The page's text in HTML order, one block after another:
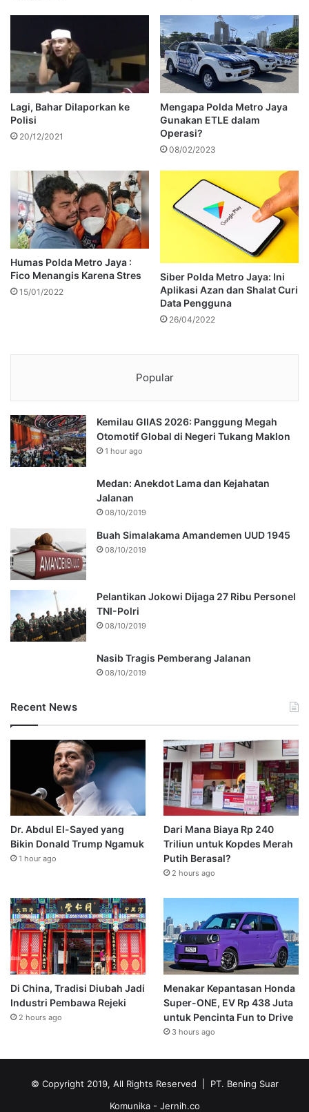
Lagi, Bahar Dilaporkan ke
Polisi
20/12/2021
Mengapa Polda Metro Jaya
Gunakan ETLE dalam
Operasi?
08/02/2023
Humas Polda Metro Jaya :
Fico Menangis Karena Stres
15/01/2022
Siber Polda Metro Jaya: Ini
Aplikasi Azan dan Shalat Curi
Data Pengguna
26/04/2022
Popular
Kemilau GIIAS 2026: Panggung Megah
Otomotif Global di Negeri Tukang Maklon
1 hour ago
Medan: Anekdot Lama dan Kejahatan
Jalanan
08/10/2019
Buah Simalakama Amandemen UUD 1945
08/10/2019
Pelantikan Jokowi Dijaga 27 Ribu Personel
TNI-Polri
08/10/2019
Nasib Tragis Pemberang Jalanan
08/10/2019
Recent News
Dr. Abdul El-Sayed yang
Bikin Donald Trump Ngamuk
1 hour ago
Dari Mana Biaya Rp 240
Triliun untuk Kopdes Merah
Putih Berasal?
2 hours ago
Di China, Tradisi Diubah Jadi
Industri Pembawa Rejeki
2 hours ago
Menakar Kepantasan Honda
Super-ONE, EV Rp 438 Juta
untuk Pencinta Fun to Drive
3 hours ago
© Copyright 2019, All Rights Reserved | PT. Bening Suar
Komunika - Jernih.co